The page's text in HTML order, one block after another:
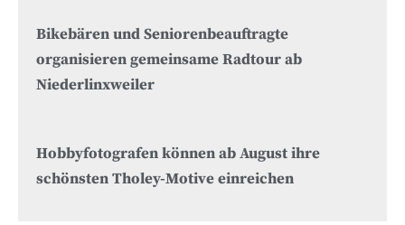
Bikebären und Seniorenbeauftragte
organisieren gemeinsame Radtour ab
Niederlinxweiler
Hobbyfotografen können ab August ihre
schönsten Tholey-Motive einreichen